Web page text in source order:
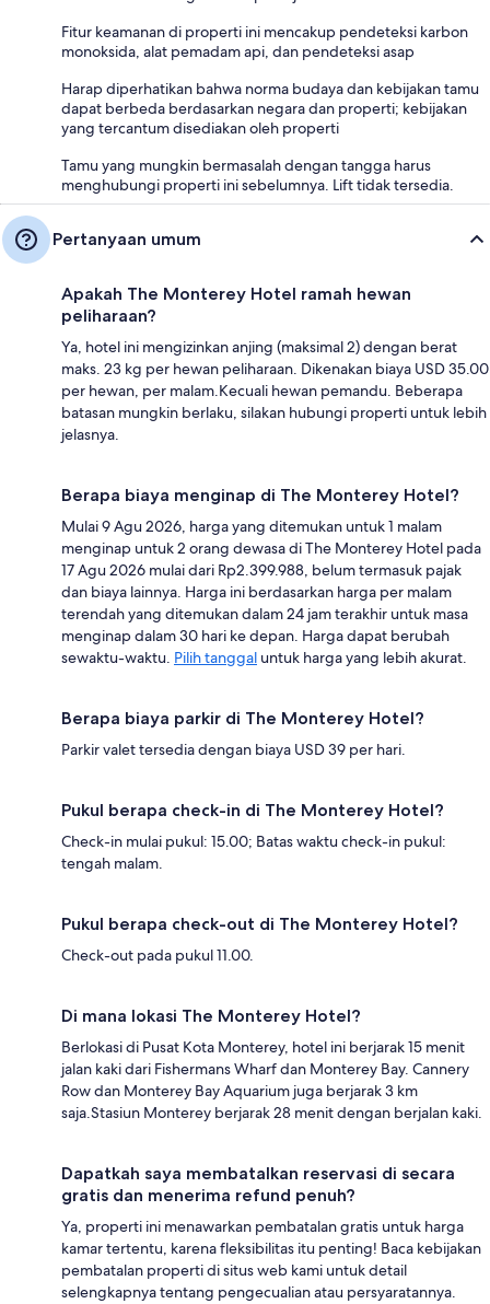
Fitur keamanan di properti ini mencakup pendeteksi karbon
monoksida, alat pemadam api, dan pendeteksi asap
Harap diperhatikan bahwa norma budaya dan kebijakan tamu
dapat berbeda berdasarkan negara dan properti; kebijakan
yang tercantum disediakan oleh properti
Tamu yang mungkin bermasalah dengan tangga harus
menghubungi properti ini sebelumnya. Lift tidak tersedia.
Pertanyaan umum
Apakah The Monterey Hotel ramah hewan
peliharaan?
Ya, hotel ini mengizinkan anjing (maksimal 2) dengan berat
maks. 23 kg per hewan peliharaan. Dikenakan biaya USD 35.00
per hewan, per malam.Kecuali hewan pemandu. Beberapa
batasan mungkin berlaku, silakan hubungi properti untuk lebih
jelasnya.
Berapa biaya menginap di The Monterey Hotel?
Mulai 9 Agu 2026, harga yang ditemukan untuk 1 malam
menginap untuk 2 orang dewasa di The Monterey Hotel pada
17 Agu 2026 mulai dari Rp2.399.988, belum termasuk pajak
dan biaya lainnya. Harga ini berdasarkan harga per malam
terendah yang ditemukan dalam 24 jam terakhir untuk masa
menginap dalam 30 hari ke depan. Harga dapat berubah
sewaktu-waktu. Pilih tanggal untuk harga yang lebih akurat.
Berapa biaya parkir di The Monterey Hotel?
Parkir valet tersedia dengan biaya USD 39 per hari.
Pukul berapa check-in di The Monterey Hotel?
Check-in mulai pukul: 15.00; Batas waktu check-in pukul:
tengah malam.
Pukul berapa check-out di The Monterey Hotel?
Check-out pada pukul 11.00.
Di mana lokasi The Monterey Hotel?
Berlokasi di Pusat Kota Monterey, hotel ini berjarak 15 menit
jalan kaki dari Fishermans Wharf dan Monterey Bay. Cannery
Row dan Monterey Bay Aquarium juga berjarak 3 km
saja.Stasiun Monterey berjarak 28 menit dengan berjalan kaki.
Dapatkah saya membatalkan reservasi di secara
gratis dan menerima refund penuh?
Ya, properti ini menawarkan pembatalan gratis untuk harga
kamar tertentu, karena fleksibilitas itu penting! Baca kebijakan
pembatalan properti di situs web kami untuk detail
selengkapnya tentang pengecualian atau persyaratannya.